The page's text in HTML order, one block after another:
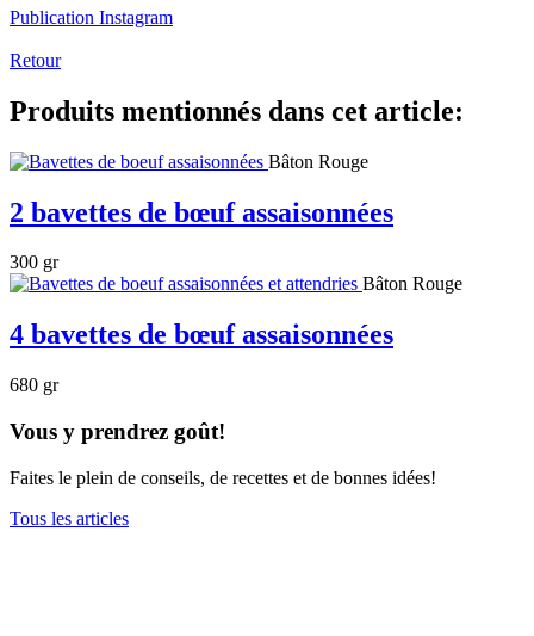
Publication Instagram
Retour
Produits mentionnés dans cet article:
Bâton Rouge
2 bavettes de bœuf assaisonnées
300 gr
Bâton Rouge
4 bavettes de bœuf assaisonnées
680 gr
Vous y prendrez goût!
Faites le plein de conseils, de recettes et de bonnes idées!
Tous les articles